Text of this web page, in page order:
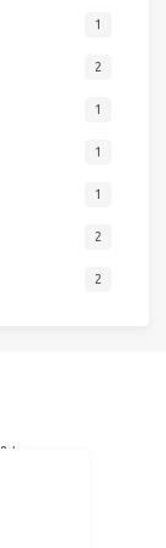
1
2
1
1
1
2
2
& Icarus